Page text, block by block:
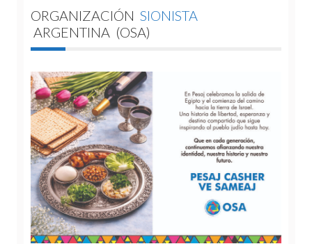
ORGANIZACIÓN SIONISTA
ARGENTINA (OSA)